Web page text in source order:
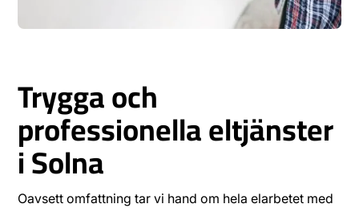
Trygga och
professionella eltjänster
i Solna
Oavsett omfattning tar vi hand om hela elarbetet med